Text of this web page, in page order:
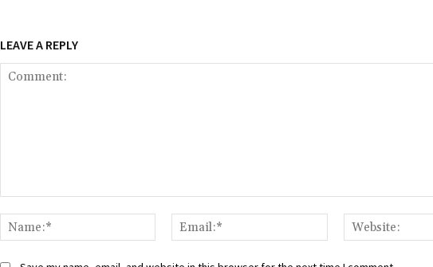
LEAVE A REPLY
Name:*
Email:*